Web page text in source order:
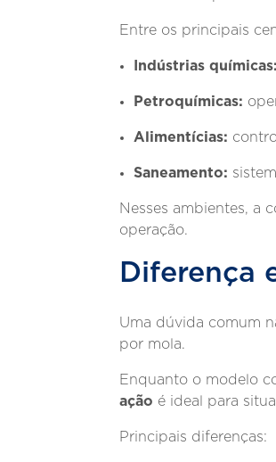
Entre os principais
Indústrias químicas:
Petroquímicas:
Alimentícias:
Saneamento:
Nesses ambientes, a
operação.
Diferença
Uma dúvida comum
por mola.
Enquanto o modelo
ação é ideal para
Principais diferenças: